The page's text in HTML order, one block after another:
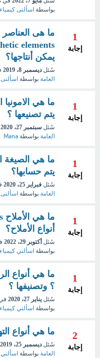
بواسطة اسألنى كيمياء
1
إجابة
ما هى العناصر
يمكن أنتاجها؟
سُئل ديسمبر 8، 2019
العامة بواسطة
1
إجابة
ما هي
يتم تصنيعها ؟
سُئل سبتمبر 27، 2020
العامة بواسطة Mana
1
إجابة
ما هي الصيغة
يتم حسابها؟
سُئل فبراير 25، 2020
العامة بواسطة
1
إجابة
أنواع الأملاح؟
سُئل أكتوبر 29، 2022
بواسطة اسألني كيمياء
1
إجابة
ما هي أنواع
؟ وتصنيفها ؟
سُئل يناير 27، 2020
بواسطة اسألني كيمياء
2
إجابة
ما هي أنواع
سُئل ديسمبر 25، 2019
العامة بواسطة